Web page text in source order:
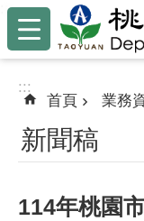
跳到主要內容區塊
:::
:::
首頁 業務
新聞稿
114年桃園